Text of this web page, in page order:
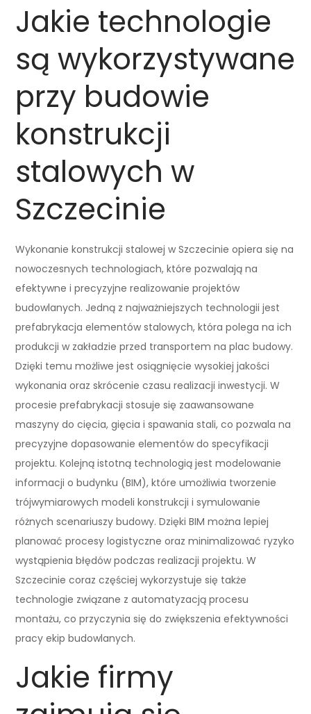
Jakie technologie
są wykorzystywane
przy budowie
konstrukcji
stalowych w
Szczecinie
Wykonanie konstrukcji stalowej w Szczecinie opiera się na
nowoczesnych technologiach, które pozwalają na
efektywne i precyzyjne realizowanie projektów
budowlanych. Jedną z najważniejszych technologii jest
prefabrykacja elementów stalowych, która polega na ich
produkcji w zakładzie przed transportem na plac budowy.
Dzięki temu możliwe jest osiągnięcie wysokiej jakości
wykonania oraz skrócenie czasu realizacji inwestycji. W
procesie prefabrykacji stosuje się zaawansowane
maszyny do cięcia, gięcia i spawania stali, co pozwala na
precyzyjne dopasowanie elementów do specyfikacji
projektu. Kolejną istotną technologią jest modelowanie
informacji o budynku (BIM), które umożliwia tworzenie
trójwymiarowych modeli konstrukcji i symulowanie
różnych scenariuszy budowy. Dzięki BIM można lepiej
planować procesy logistyczne oraz minimalizować ryzyko
wystąpienia błędów podczas realizacji projektu. W
Szczecinie coraz częściej wykorzystuje się także
technologie związane z automatyzacją procesu
montażu, co przyczynia się do zwiększenia efektywności
pracy ekip budowlanych.
Jakie firmy